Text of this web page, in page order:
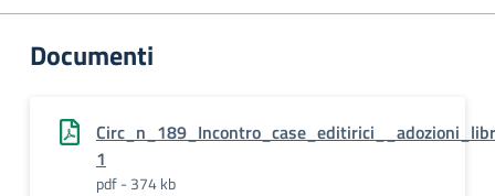
Documenti
1
pdf - 374 kb